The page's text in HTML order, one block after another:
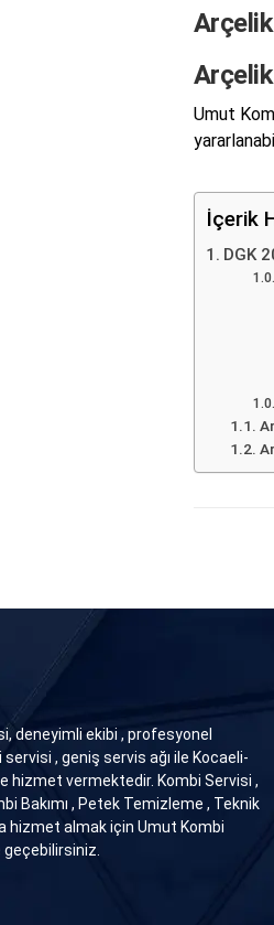
Arçelik
Umut
İçerik
DGK
deneyimli ekibi , profesyonel
, geniş servis ağı ile Kocaeli-
hizmet vermektedir. Kombi Servisi ,
Bakımı , Petek Temizleme , Teknik
hizmet almak için Umut Kombi